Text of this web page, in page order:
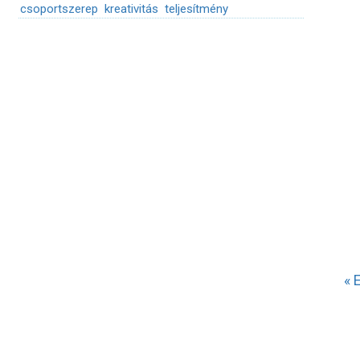
csoportszerep kreativitás teljesítmény
«